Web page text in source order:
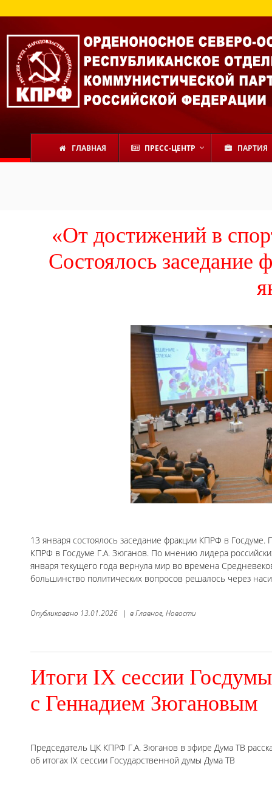
ГЛАВНАЯ ПРЕСС-ЦЕНТР ПАРТИЯ
«От достижений в
Состоялось
13 января состоялось заседание фракции КПРФ в
КПРФ в Госдуме Г.А. Зюганов. По мнению лидера
января текущего года вернула мир во времена
большинство политических вопросов решалось через
Опубликовано 13.01.2026 | вГлавное, Новости
Итоги IX сессии Госдумы
с Геннадием Зюгановым
Председатель ЦК КПРФ Г.А. Зюганов в эфире Дума ТВ
об итогах IX сессии Государственной думы Дума ТВ